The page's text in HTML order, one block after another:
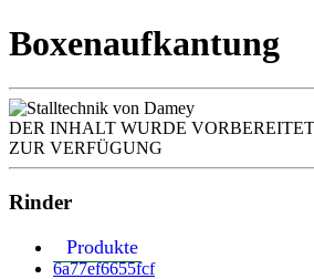
Boxenaufkantung
DER INHALT WURDE
ZUR VERFÜGUNG
Rinder
Produkte
6a77ef6655fcf